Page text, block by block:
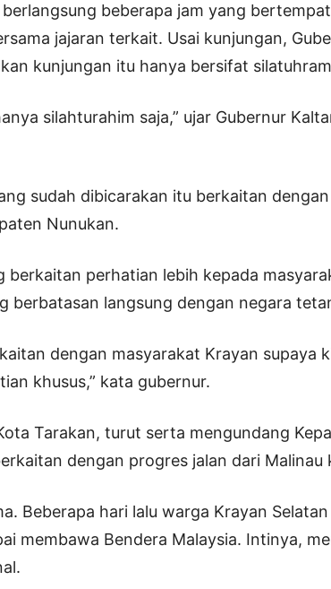
beberapa jam yang
jajaran terkait. Usai kunjungan,
kunjungan itu hanya bersifat
silahturahim saja,” ujar Gubernur
sudah dibicarakan itu berkaitan
Nunukan.
berkaitan perhatian lebih kepada
berbatasan langsung dengan negara
dengan masyarakat Krayan supaya
khusus,” kata gubernur.
Tarakan, turut serta mengundang
dengan progres jalan dari Malinau
Beberapa hari lalu warga Krayan
membawa Bendera Malaysia. Intinya,